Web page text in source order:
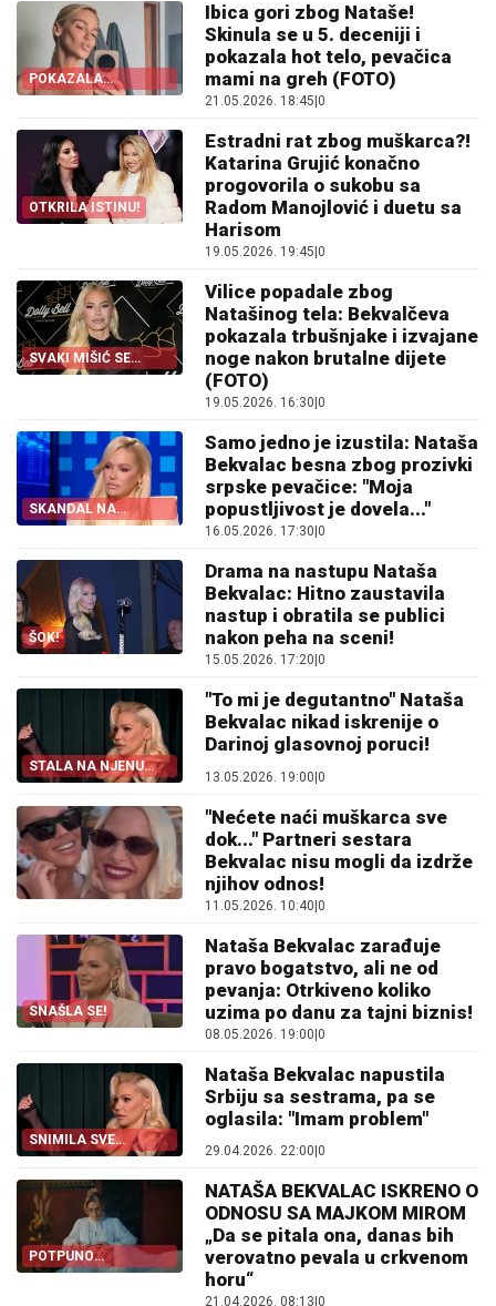
POKAZALA
SAVRŠENO TELO!
Ibica gori zbog Nataše!
Skinula se u 5. deceniji i
pokazala hot telo, pevačica
mami na greh (FOTO)
21.05.2026. 18:45 0
OTKRILA ISTINU!
Estradni rat zbog muškarca?!
Katarina Grujić konačno
progovorila o sukobu sa
Radom Manojlović i duetu sa
Harisom
19.05.2026. 19:45 0
SVAKI MIŠIĆ SE
OCRTAVA!
Vilice popadale zbog
Natašinog tela: Bekvalčeva
pokazala trbušnjake i izvajane
noge nakon brutalne dijete
(FOTO)
19.05.2026. 16:30 0
SKANDAL NA
ESTRADI!
Samo jedno je izustila: Nataša
Bekvalac besna zbog prozivki
srpske pevačice: "Moja
popustljivost je dovela..."
16.05.2026. 17:30 0
ŠOK!
Drama na nastupu Nataša
Bekvalac: Hitno zaustavila
nastup i obratila se publici
nakon peha na sceni!
15.05.2026. 17:20 0
STALA NA NJENU
STRANU
"To mi je degutantno" Nataša
Bekvalac nikad iskrenije o
Darinoj glasovnoj poruci!
13.05.2026. 19:00|0
"Nećete naći muškarca sve
dok..." Partneri sestara
Bekvalac nisu mogli da izdrže
njihov odnos!
11.05.2026. 10:40|0
SNAŠLA SE!
Nataša Bekvalac zarađuje
pravo bogatstvo, ali ne od
pevanja: Otrkiveno koliko
uzima po danu za tajni biznis!
08.05.2026. 19:00|0
SNIMILA SVE
DETALJE
Nataša Bekvalac napustila
Srbiju sa sestrama, pa se
oglasila: "Imam problem"
29.04.2026. 22:00|0
POTPUNO
OTVORENO
NATAŠA BEKVALAC ISKRENO O
ODNOSU SA MAJKOM MIROM
„Da se pitala ona, danas bih
verovatno pevala u crkvenom
horu“
21.04.2026. 08:13|0